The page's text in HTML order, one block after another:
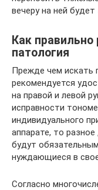
вечеру на ней
Как
патология
Прежде чем искать
рекомендуется
на правой и левой
исправности
индивидуального
аппарате, то разное
будут
нуждающиеся в
Согласно